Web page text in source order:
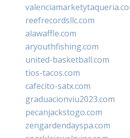
reefrecordsllc.com
alawaffle.com
aryouthfishing.com
united-basketball.com
tios-tacos.com
cafecito-satx.com
graduacionviu2023.com
pecanjackstogo.com
zengardendayspa.com